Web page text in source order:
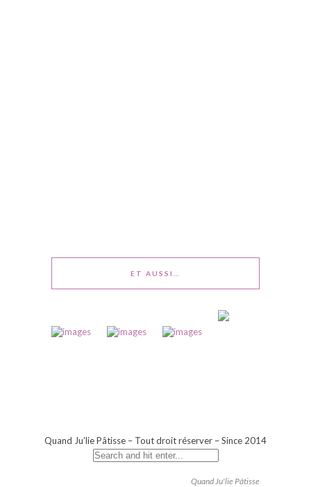
ET AUSSI…
Quand Ju’lie Pâtisse – Tout droit réserver – Since 2014
Quand Ju'lie Pâtisse